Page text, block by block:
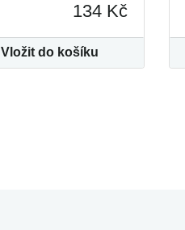
134 Kč
Vložit do košíku